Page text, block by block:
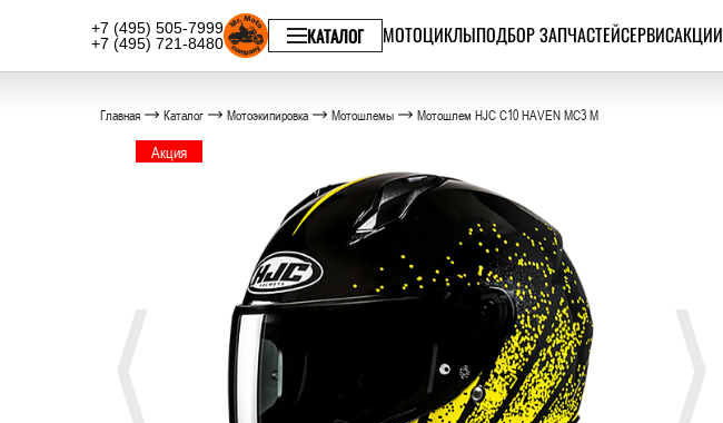
+7 (495) 505-7999
+7 (495) 721-8480
КАТАЛОГ МОТОЦИКЛЫПОДБОР ЗАПЧАСТЕЙСЕРВИСАКЦИИ
Главная Каталог Мотоэкипировка Мотошлемы Мотошлем HJC C10 HAVEN MC3 M
Акция